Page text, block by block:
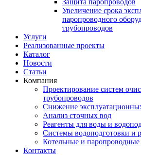
Защита паропроводов
Увеличение срока
паропроводного
трубопроводов
Услуги
Реализованные проекты
Каталог
Новости
Статьи
Компания
Проектирование систем
трубопроводов
Снижение
Анализ сточных вод
Реагенты для воды и
Системы водоподготовки и
Котельные и
Контакты